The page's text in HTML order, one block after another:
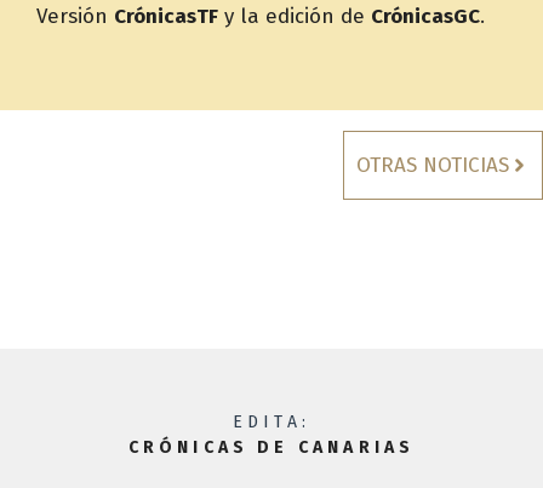
Versión CrónicasTF y la edición de CrónicasGC.
OTRAS NOTICIAS
EDITA:
CRÓNICAS DE CANARIAS